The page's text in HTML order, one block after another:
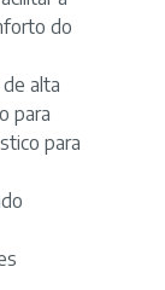
do
alta
para
para